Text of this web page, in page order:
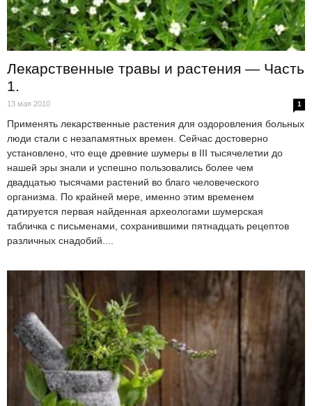
Лекарственные травы и растения — Часть
1.
13 мая 2010 1
Применять лекарственные растения для оздоровления больных
люди стали с незапамятных времен. Сейчас достоверно
установлено, что еще древние шумеры в III тысячелетии до
нашей эры знали и успешно пользовались более чем
двадцатью тысячами растений во благо человеческого
организма. По крайней мере, именно этим временем
датируется первая найденная археологами шумерская
табличка с письменами, сохранившими пятнадцать рецептов
различных снадобий....